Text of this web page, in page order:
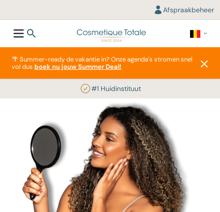
Afspraakbeheer
🌴 Summer-ready de vakantie in? Onze agenda's stromen snel
vol dus boek nu jouw Summer Deal!
#1 Huidinstituut